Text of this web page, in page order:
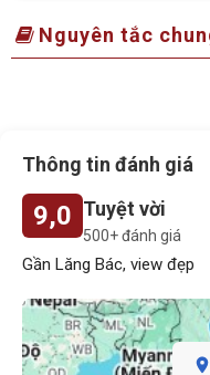
Nguyên tắc
Thông tin đánh giá
9,0 Tuyệt vời
500+ đánh giá
Gần Lăng Bác, view đẹp